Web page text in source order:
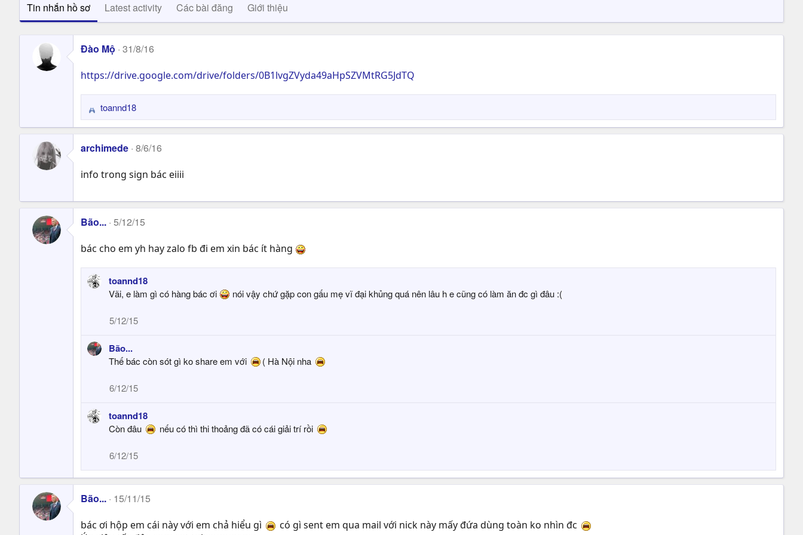
Tin nhắn hồ sơ Latest activity Các bài đăng Giới thiệu
Đào Mộ 31/8/16
https://drive.google.com/drive/folders/0B1lvgZVyda49aHpSZVMtRG5JdTQ
R
e
a
c
i
n
s
:
toannd18
archimede 8/6/16
info trong sign bác eiiii
Bão... 5/12/15
bác cho em yh hay zalo fb đi em xin bác ít hàng
toannd18
Vãi, e làm gì có hàng bác ơi nói vậy chứ gặp con gấu mẹ vĩ đại khủng quá nên lâu h e cũng có làm ăn đc gì đâu :(
5/12/15
Bão...
Thế bác còn sót gì ko share em với ( Hà Nội nha
6/12/15
toannd18
Còn đâu nếu có thì thi thoảng đã có cái giải trí rồi
6/12/15
Bão... 15/11/15
bác ơi hộp em cái này với em chả hiểu gì
có gì sent em qua mail với nick này mấy đứa dùng toàn ko nhìn đc